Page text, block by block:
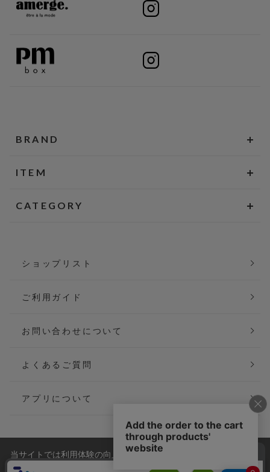
BRAND
ITEM
CATEGORY
ショップリスト
ご利用ガイド
お問い合わせについて
よくあるご質問
アプリについて
会社概要
当サイトでは利用体験の向上およびコンテンツの最適な提供、ト
ラフィックの分析を目的としてCookieを使用しています。